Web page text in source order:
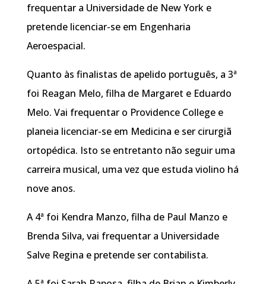
frequentar a Universidade de New York e
pretende licenciar-se em Engenharia
Aeroespacial.
Quanto às finalistas de apelido português, a 3ª
foi Reagan Melo, filha de Margaret e Eduardo
Melo. Vai frequentar o Providence College e
planeia licenciar-se em Medicina e ser cirurgiã
ortopédica. Isto se entretanto não seguir uma
carreira musical, uma vez que estuda violino há
nove anos.
A 4ª foi Kendra Manzo, filha de Paul Manzo e
Brenda Silva, vai frequentar a Universidade
Salve Regina e pretende ser contabilista.